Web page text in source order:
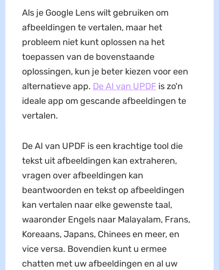
Als je Google Lens wilt gebruiken om
afbeeldingen te vertalen, maar het
probleem niet kunt oplossen na het
toepassen van de bovenstaande
oplossingen, kun je beter kiezen voor een
alternatieve app. De AI van UPDF is zo'n
ideale app om gescande afbeeldingen te
vertalen.
De AI van UPDF is een krachtige tool die
tekst uit afbeeldingen kan extraheren,
vragen over afbeeldingen kan
beantwoorden en tekst op afbeeldingen
kan vertalen naar elke gewenste taal,
waaronder Engels naar Malayalam, Frans,
Koreaans, Japans, Chinees en meer, en
vice versa. Bovendien kunt u ermee
chatten met uw afbeeldingen en al uw